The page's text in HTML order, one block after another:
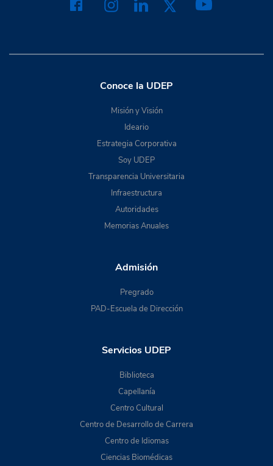
Conoce la UDEP
Misión y Visión
Ideario
Estrategia Corporativa
Soy UDEP
Transparencia Universitaria
Infraestructura
Autoridades
Memorias Anuales
Admisión
Pregrado
PAD-Escuela de Dirección
Servicios UDEP
Biblioteca
Capellanía
Centro Cultural
Centro de Desarrollo de Carrera
Centro de Idiomas
Ciencias Biomédicas